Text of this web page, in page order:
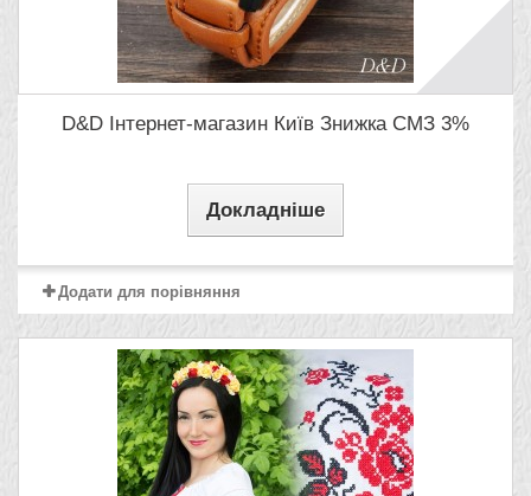
D&D Інтернет-магазин Київ Знижка СМЗ 3%
Докладніше
Додати для порівняння